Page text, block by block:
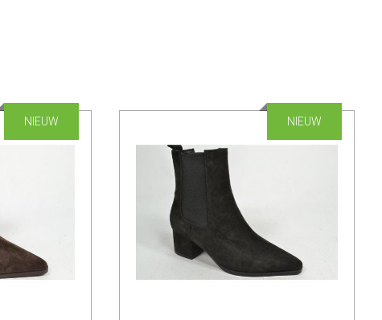
NIEUW NIEUW